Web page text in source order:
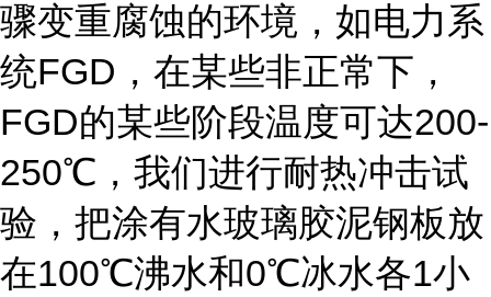
骤变重腐蚀的环境，如电力系
统FGD ，在某些非正常下，
FGD的某些阶段温度可达200-
250℃，我们进行耐热冲击试
验，把涂有水玻璃胶泥钢板放
在100℃沸水和0℃冰水各1小